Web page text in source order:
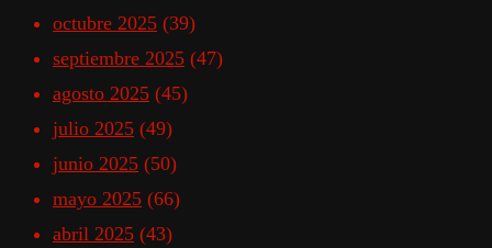
octubre 2025 (39)
septiembre 2025 (47)
agosto 2025 (45)
julio 2025 (49)
junio 2025 (50)
mayo 2025 (66)
abril 2025 (43)